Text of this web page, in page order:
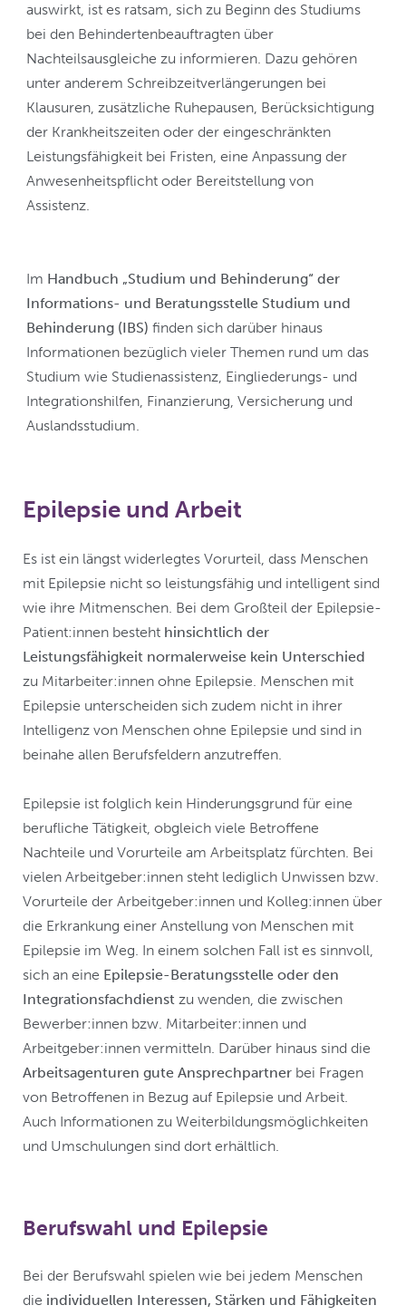
auswirkt, ist es ratsam, sich zu Beginn des Studiums
bei den Behindertenbeauftragten über
Nachteilsausgleiche zu informieren. Dazu gehören
unter anderem Schreibzeitverlängerungen bei
Klausuren, zusätzliche Ruhepausen, Berücksichtigung
der Krankheitszeiten oder der eingeschränkten
Leistungsfähigkeit bei Fristen, eine Anpassung der
Anwesenheitspflicht oder Bereitstellung von
Assistenz.
Im Handbuch „Studium und Behinderung“ der
Informations- und Beratungsstelle Studium und
Behinderung (IBS) finden sich darüber hinaus
Informationen bezüglich vieler Themen rund um das
Studium wie Studienassistenz, Eingliederungs- und
Integrationshilfen, Finanzierung, Versicherung und
Auslandsstudium.
Epilepsie und Arbeit
Es ist ein längst widerlegtes Vorurteil, dass Menschen
mit Epilepsie nicht so leistungsfähig und intelligent sind
wie ihre Mitmenschen. Bei dem Großteil der Epilepsie-
Patient:innen besteht hinsichtlich der
Leistungsfähigkeit normalerweise kein Unterschied
zu Mitarbeiter:innen ohne Epilepsie. Menschen mit
Epilepsie unterscheiden sich zudem nicht in ihrer
Intelligenz von Menschen ohne Epilepsie und sind in
beinahe allen Berufsfeldern anzutreffen.
Epilepsie ist folglich kein Hinderungsgrund für eine
berufliche Tätigkeit, obgleich viele Betroffene
Nachteile und Vorurteile am Arbeitsplatz fürchten. Bei
vielen Arbeitgeber:innen steht lediglich Unwissen bzw.
Vorurteile der Arbeitgeber:innen und Kolleg:innen über
die Erkrankung einer Anstellung von Menschen mit
Epilepsie im Weg. In einem solchen Fall ist es sinnvoll,
sich an eine Epilepsie-Beratungsstelle oder den
Integrationsfachdienst zu wenden, die zwischen
Bewerber:innen bzw. Mitarbeiter:innen und
Arbeitgeber:innen vermitteln. Darüber hinaus sind die
Arbeitsagenturen gute Ansprechpartner bei Fragen
von Betroffenen in Bezug auf Epilepsie und Arbeit.
Auch Informationen zu Weiterbildungsmöglichkeiten
und Umschulungen sind dort erhältlich.
Berufswahl und Epilepsie
Bei der Berufswahl spielen wie bei jedem Menschen
die individuellen Interessen, Stärken und Fähigkeiten